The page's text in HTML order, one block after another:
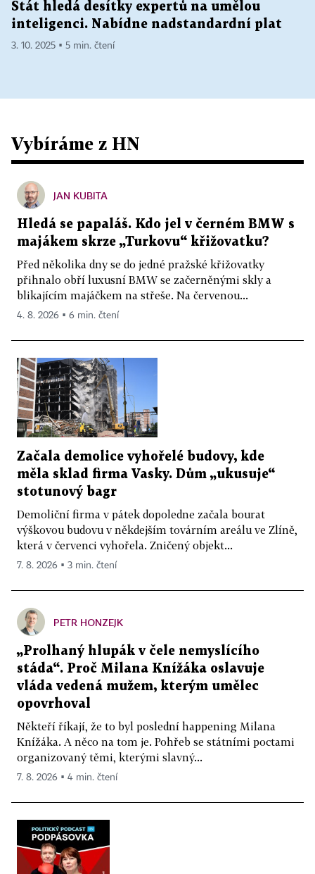
Stát hledá desítky expertů na umělou
inteligenci. Nabídne nadstandardní plat
3. 10. 2025 ▪ 5 min. čtení
Vybíráme z HN
JAN KUBITA
Hledá se papaláš. Kdo jel v černém BMW s
majákem skrze „Turkovu“ křižovatku?
Před několika dny se do jedné pražské křižovatky
přihnalo obří luxusní BMW se začerněnými skly a
blikajícím majáčkem na střeše. Na červenou...
4. 8. 2026 ▪ 6 min. čtení
Začala demolice vyhořelé budovy, kde
měla sklad firma Vasky. Dům „ukusuje“
stotunový bagr
Demoliční firma v pátek dopoledne začala bourat
výškovou budovu v někdejším továrním areálu ve Zlíně,
která v červenci vyhořela. Zničený objekt...
7. 8. 2026 ▪ 3 min. čtení
PETR HONZEJK
„Prolhaný hlupák v čele nemyslícího
stáda“. Proč Milana Knížáka oslavuje
vláda vedená mužem, kterým umělec
opovrhoval
Někteří říkají, že to byl poslední happening Milana
Knížáka. A něco na tom je. Pohřeb se státními poctami
organizovaný těmi, kterými slavný...
7. 8. 2026 ▪ 4 min. čtení